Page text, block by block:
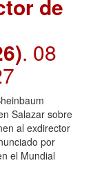
de
. 08
Salazar sobre
al exdirector
por
el Mundial